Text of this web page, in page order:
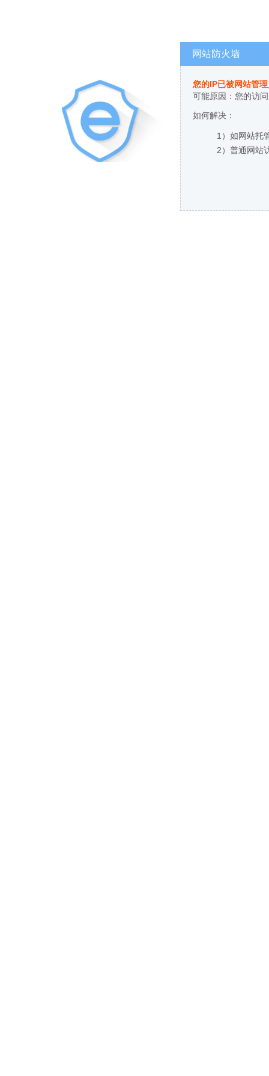
网站防火墙
您的IP已被网站管
可能原因：您的访
如何解决：
1）如网站托
2）普通网站